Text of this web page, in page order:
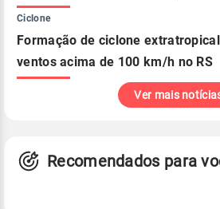
Ciclone
Formação de ciclone
ventos acima de 100 km/h no RS
Ver mais
Recomendados para